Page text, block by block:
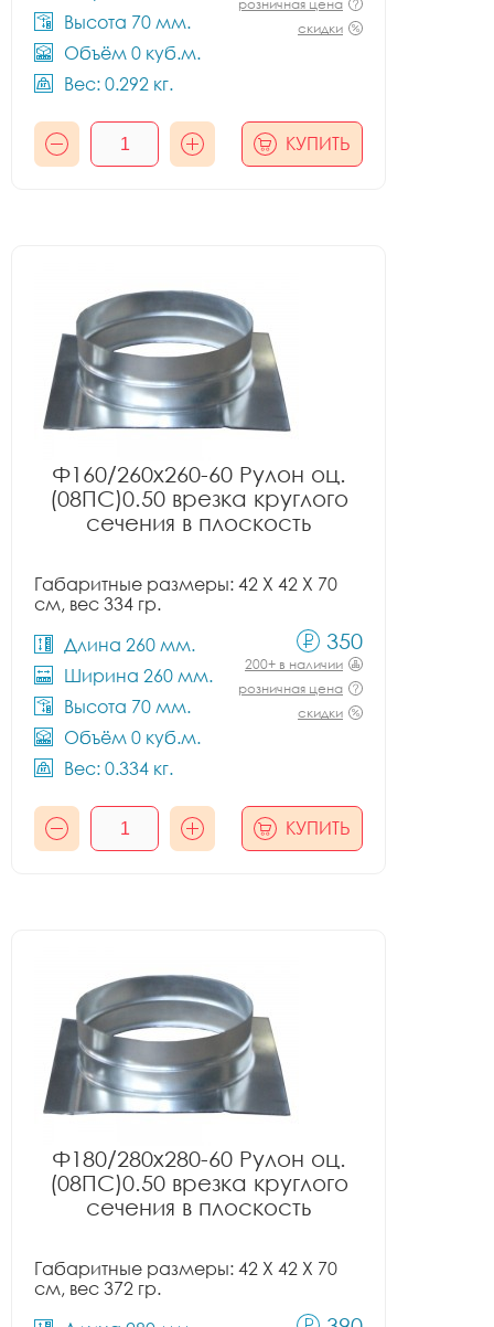
Высота 70 мм.
Объём 0 куб.м.
Вес: 0.292 кг.
розничная цена
скидки
КУПИТЬ
Ф160/260x260-60 Рулон оц.
(08ПС)0.50 врезка круглого
сечения в плоскость
Габаритные размеры: 42 X 42 X 70
см, вес 334 гр.
Длина 260 мм.
Ширина 260 мм.
Высота 70 мм.
Объём 0 куб.м.
Вес: 0.334 кг.
350
200+ в наличии
розничная цена
скидки
КУПИТЬ
Ф180/280x280-60 Рулон оц.
(08ПС)0.50 врезка круглого
сечения в плоскость
Габаритные размеры: 42 X 42 X 70
см, вес 372 гр.